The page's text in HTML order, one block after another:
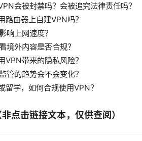
会被封禁吗？会被追究法律责任吗？
路由器上自建VPN吗？
响上网速度？
境外内容是否合规？
VPN带来的隐私风险？
管的趋势会不会变化？
留学，如何合规使用VPN？
点击链接文本，仅供查阅）